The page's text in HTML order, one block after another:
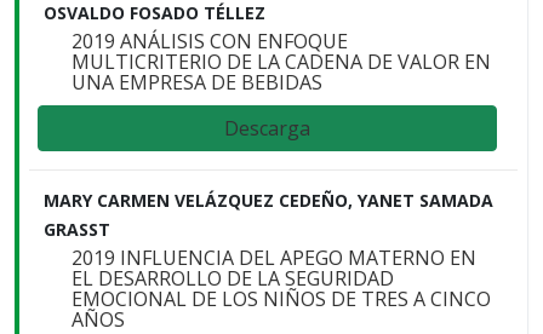
OSVALDO FOSADO TÉLLEZ
2019 ANÁLISIS CON ENFOQUE
MULTICRITERIO DE LA CADENA DE VALOR EN
UNA EMPRESA DE BEBIDAS
Descarga
MARY CARMEN VELÁZQUEZ CEDEÑO, YANET SAMADA
GRASST
2019 INFLUENCIA DEL APEGO MATERNO EN
EL DESARROLLO DE LA SEGURIDAD
EMOCIONAL DE LOS NIÑOS DE TRES A CINCO
AÑOS